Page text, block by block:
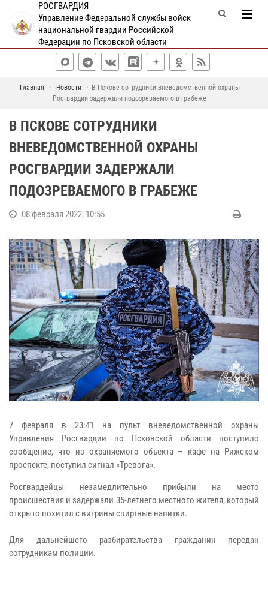
РОСГВАРДИЯ
Управление Федеральной службы войск
национальной гвардии Российской
Федерации по Псковской области
Главная Новости
В Пскове сотрудники вневедомственной охраны
Росгвардии задержали подозреваемого в грабеже
В ПСКОВЕ СОТРУДНИКИ
ВНЕВЕДОМСТВЕННОЙ ОХРАНЫ
РОСГВАРДИИ ЗАДЕРЖАЛИ
ПОДОЗРЕВАЕМОГО В ГРАБЕЖЕ
08 февраля 2022, 10:55
7 февраля в 23:41 на пульт вневедомственной охраны
Управления Росгвардии по Псковской области поступило
сообщение, что из охраняемого объекта – кафе на Рижском
проспекте, поступил сигнал «Тревога».
Росгвардейцы незамедлительно прибыли на место
происшествия и задержали 35-летнего местного жителя, который
открыто похитил с витрины спиртные напитки.
Для дальнейшего разбирательства гражданин передан
сотрудникам полиции.